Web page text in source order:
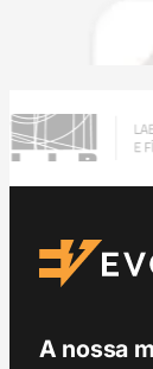
A nossa